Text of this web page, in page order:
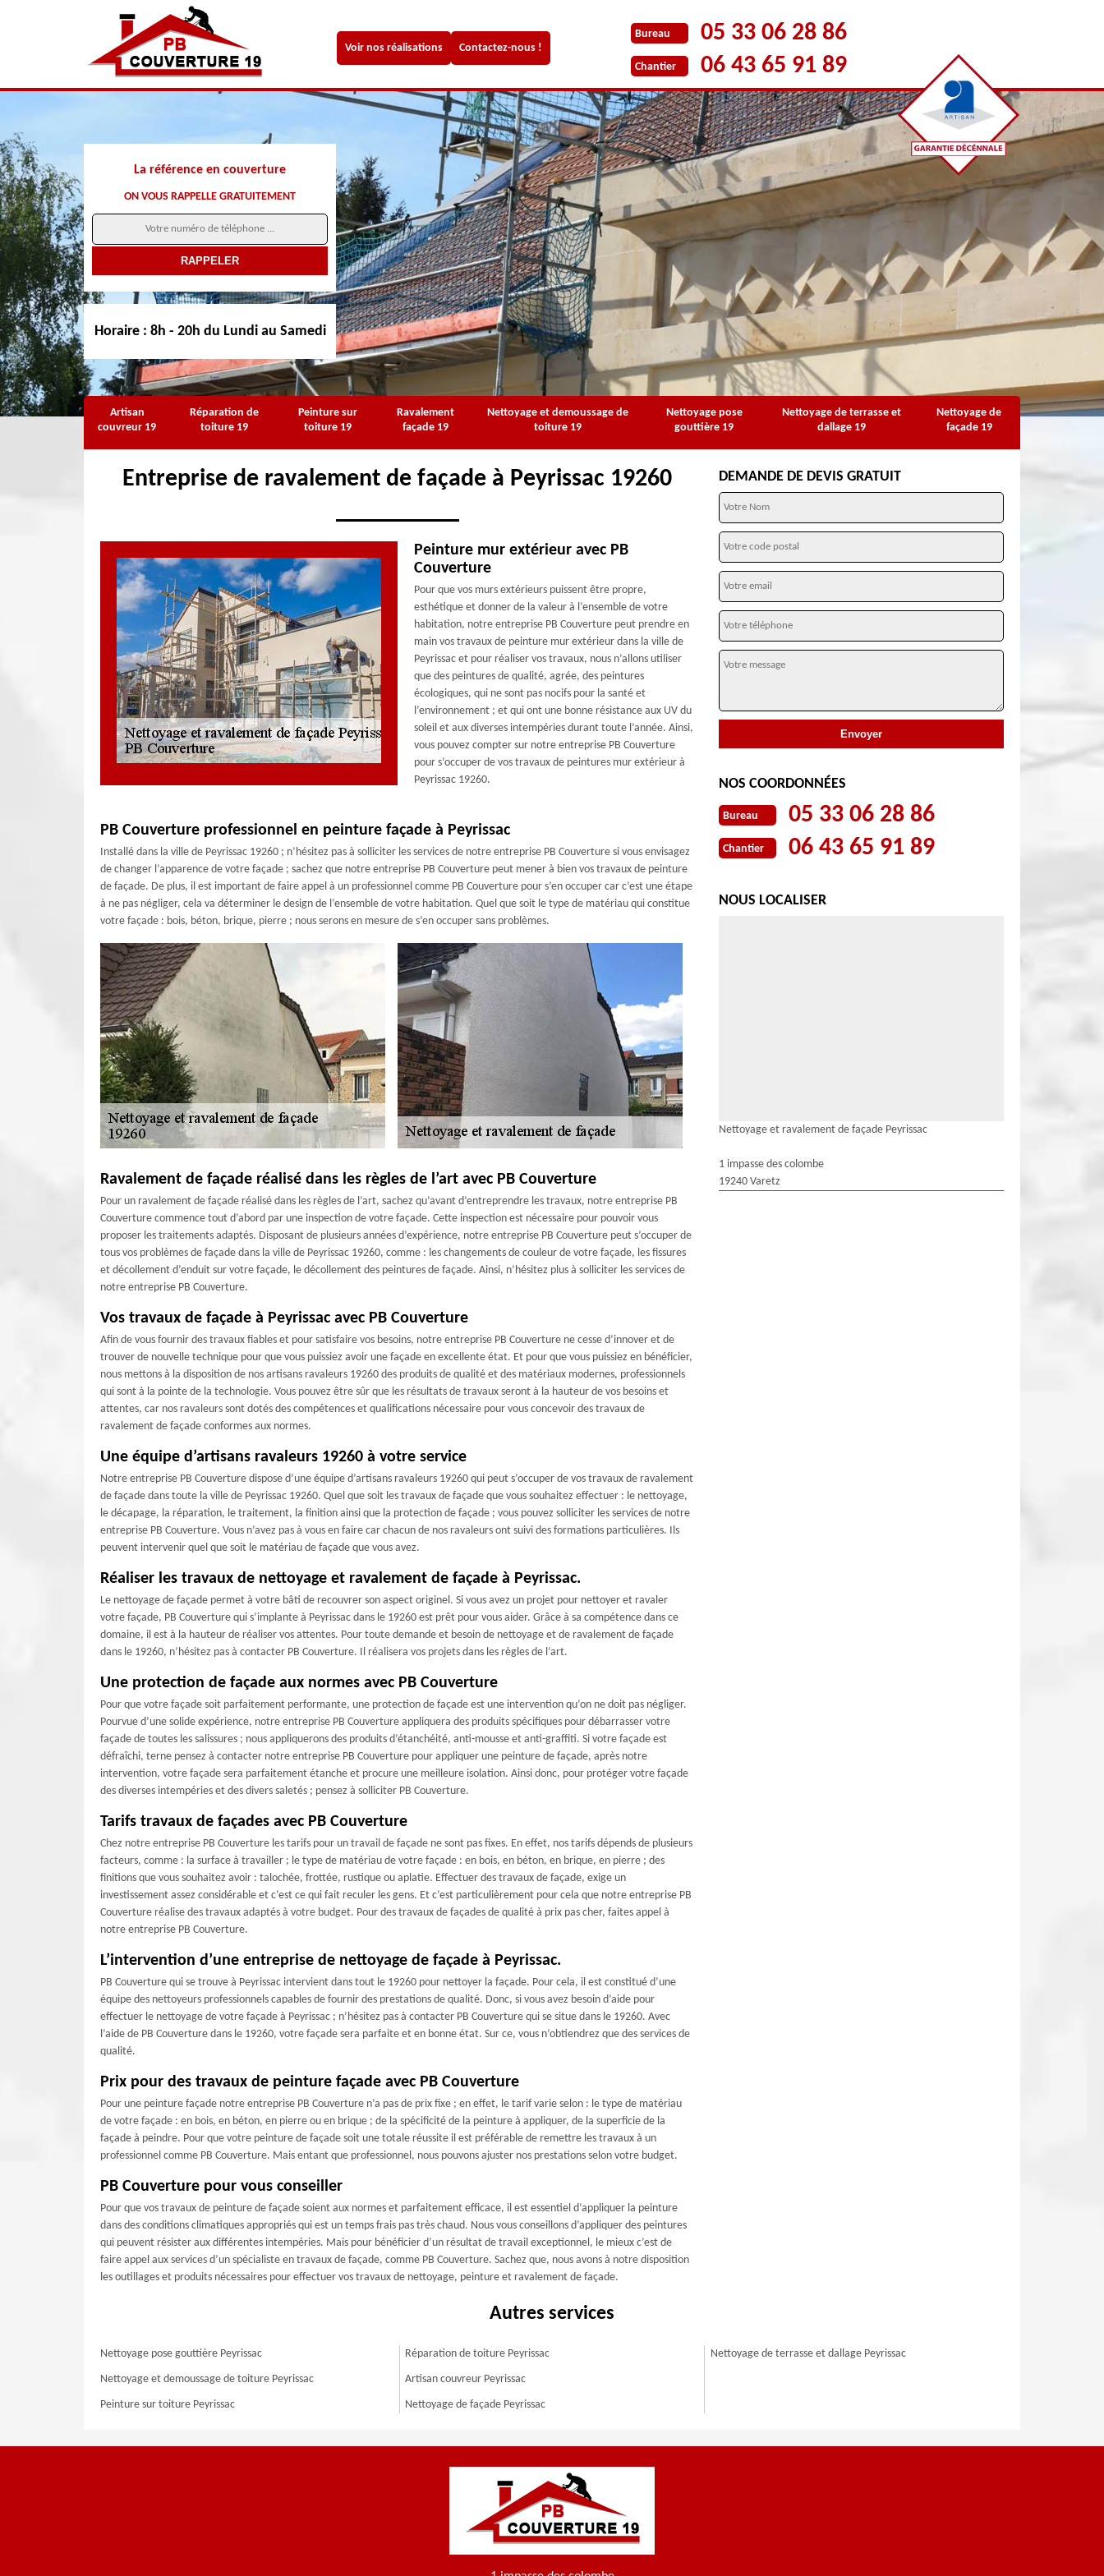
Voir nos réalisations Contactez-nous !
Bureau 05 33 06 28 86
Chantier 06 43 65 91 89
La référence en couverture
ON VOUS RAPPELLE GRATUITEMENT
Horaire : 8h - 20h du Lundi au Samedi
Artisan
couvreur 19
Réparation de
toiture 19
Peinture sur
toiture 19
Ravalement
façade 19
Nettoyage et demoussage de
toiture 19
Nettoyage pose
gouttière 19
Nettoyage de terrasse et
dallage 19
Nettoyage de
façade 19
Entreprise de ravalement de façade à Peyrissac 19260
Peinture mur extérieur avec PB
Couverture
Pour que vos murs extérieurs puissent être propre,
esthétique et donner de la valeur à l’ensemble de votre
habitation, notre entreprise PB Couverture peut prendre en
main vos travaux de peinture mur extérieur dans la ville de
Peyrissac et pour réaliser vos travaux, nous n’allons utiliser
que des peintures de qualité, agrée, des peintures
écologiques, qui ne sont pas nocifs pour la santé et
l’environnement ; et qui ont une bonne résistance aux UV du
soleil et aux diverses intempéries durant toute l’année. Ainsi,
vous pouvez compter sur notre entreprise PB Couverture
pour s’occuper de vos travaux de peintures mur extérieur à
Peyrissac 19260.
PB Couverture professionnel en peinture façade à Peyrissac
Installé dans la ville de Peyrissac 19260 ; n’hésitez pas à solliciter les services de notre entreprise PB Couverture si vous envisagez
de changer l’apparence de votre façade ; sachez que notre entreprise PB Couverture peut mener à bien vos travaux de peinture
de façade. De plus, il est important de faire appel à un professionnel comme PB Couverture pour s’en occuper car c’est une étape
à ne pas négliger, cela va déterminer le design de l’ensemble de votre habitation. Quel que soit le type de matériau qui constitue
votre façade : bois, béton, brique, pierre ; nous serons en mesure de s’en occuper sans problèmes.
Ravalement de façade réalisé dans les règles de l’art avec PB Couverture
Pour un ravalement de façade réalisé dans les règles de l’art, sachez qu’avant d’entreprendre les travaux, notre entreprise PB
Couverture commence tout d’abord par une inspection de votre façade. Cette inspection est nécessaire pour pouvoir vous
proposer les traitements adaptés. Disposant de plusieurs années d’expérience, notre entreprise PB Couverture peut s’occuper de
tous vos problèmes de façade dans la ville de Peyrissac 19260, comme : les changements de couleur de votre façade, les fissures
et décollement d’enduit sur votre façade, le décollement des peintures de façade. Ainsi, n’hésitez plus à solliciter les services de
notre entreprise PB Couverture.
Vos travaux de façade à Peyrissac avec PB Couverture
Afin de vous fournir des travaux fiables et pour satisfaire vos besoins, notre entreprise PB Couverture ne cesse d’innover et de
trouver de nouvelle technique pour que vous puissiez avoir une façade en excellente état. Et pour que vous puissiez en bénéficier,
nous mettons à la disposition de nos artisans ravaleurs 19260 des produits de qualité et des matériaux modernes, professionnels
qui sont à la pointe de la technologie. Vous pouvez être sûr que les résultats de travaux seront à la hauteur de vos besoins et
attentes, car nos ravaleurs sont dotés des compétences et qualifications nécessaire pour vous concevoir des travaux de
ravalement de façade conformes aux normes.
Une équipe d’artisans ravaleurs 19260 à votre service
Notre entreprise PB Couverture dispose d’une équipe d’artisans ravaleurs 19260 qui peut s’occuper de vos travaux de ravalement
de façade dans toute la ville de Peyrissac 19260. Quel que soit les travaux de façade que vous souhaitez effectuer : le nettoyage,
le décapage, la réparation, le traitement, la finition ainsi que la protection de façade ; vous pouvez solliciter les services de notre
entreprise PB Couverture. Vous n’avez pas à vous en faire car chacun de nos ravaleurs ont suivi des formations particulières. Ils
peuvent intervenir quel que soit le matériau de façade que vous avez.
Réaliser les travaux de nettoyage et ravalement de façade à Peyrissac.
Le nettoyage de façade permet à votre bâti de recouvrer son aspect originel. Si vous avez un projet pour nettoyer et ravaler
votre façade, PB Couverture qui s’implante à Peyrissac dans le 19260 est prêt pour vous aider. Grâce à sa compétence dans ce
domaine, il est à la hauteur de réaliser vos attentes. Pour toute demande et besoin de nettoyage et de ravalement de façade
dans le 19260, n’hésitez pas à contacter PB Couverture. Il réalisera vos projets dans les règles de l’art.
Une protection de façade aux normes avec PB Couverture
Pour que votre façade soit parfaitement performante, une protection de façade est une intervention qu’on ne doit pas négliger.
Pourvue d’une solide expérience, notre entreprise PB Couverture appliquera des produits spécifiques pour débarrasser votre
façade de toutes les salissures ; nous appliquerons des produits d’étanchéité, anti-mousse et anti-graffiti. Si votre façade est
défraîchi, terne pensez à contacter notre entreprise PB Couverture pour appliquer une peinture de façade, après notre
intervention, votre façade sera parfaitement étanche et procure une meilleure isolation. Ainsi donc, pour protéger votre façade
des diverses intempéries et des divers saletés ; pensez à solliciter PB Couverture.
Tarifs travaux de façades avec PB Couverture
Chez notre entreprise PB Couverture les tarifs pour un travail de façade ne sont pas fixes. En effet, nos tarifs dépends de plusieurs
facteurs, comme : la surface à travailler ; le type de matériau de votre façade : en bois, en béton, en brique, en pierre ; des
finitions que vous souhaitez avoir : talochée, frottée, rustique ou aplatie. Effectuer des travaux de façade, exige un
investissement assez considérable et c’est ce qui fait reculer les gens. Et c’est particulièrement pour cela que notre entreprise PB
Couverture réalise des travaux adaptés à votre budget. Pour des travaux de façades de qualité à prix pas cher, faites appel à
notre entreprise PB Couverture.
L’intervention d’une entreprise de nettoyage de façade à Peyrissac.
PB Couverture qui se trouve à Peyrissac intervient dans tout le 19260 pour nettoyer la façade. Pour cela, il est constitué d’une
équipe des nettoyeurs professionnels capables de fournir des prestations de qualité. Donc, si vous avez besoin d’aide pour
effectuer le nettoyage de votre façade à Peyrissac ; n’hésitez pas à contacter PB Couverture qui se situe dans le 19260. Avec
l’aide de PB Couverture dans le 19260, votre façade sera parfaite et en bonne état. Sur ce, vous n’obtiendrez que des services de
qualité.
Prix pour des travaux de peinture façade avec PB Couverture
Pour une peinture façade notre entreprise PB Couverture n’a pas de prix fixe ; en effet, le tarif varie selon : le type de matériau
de votre façade : en bois, en béton, en pierre ou en brique ; de la spécificité de la peinture à appliquer, de la superficie de la
façade à peindre. Pour que votre peinture de façade soit une totale réussite il est préférable de remettre les travaux à un
professionnel comme PB Couverture. Mais entant que professionnel, nous pouvons ajuster nos prestations selon votre budget.
PB Couverture pour vous conseiller
Pour que vos travaux de peinture de façade soient aux normes et parfaitement efficace, il est essentiel d’appliquer la peinture
dans des conditions climatiques appropriés qui est un temps frais pas très chaud. Nous vous conseillons d’appliquer des peintures
qui peuvent résister aux différentes intempéries. Mais pour bénéficier d’un résultat de travail exceptionnel, le mieux c’est de
faire appel aux services d’un spécialiste en travaux de façade, comme PB Couverture. Sachez que, nous avons à notre disposition
les outillages et produits nécessaires pour effectuer vos travaux de nettoyage, peinture et ravalement de façade.
DEMANDE DE DEVIS GRATUIT
NOS COORDONNÉES
Bureau 05 33 06 28 86
Chantier 06 43 65 91 89
NOUS LOCALISER
Nettoyage et ravalement de façade Peyrissac
1 impasse des colombe
19240 Varetz
Autres services
Nettoyage pose gouttière Peyrissac
Nettoyage et demoussage de toiture Peyrissac
Peinture sur toiture Peyrissac
Réparation de toiture Peyrissac
Artisan couvreur Peyrissac
Nettoyage de façade Peyrissac
Nettoyage de terrasse et dallage Peyrissac